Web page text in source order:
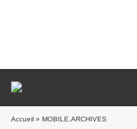
Accueil » MOBILE.ARCHIVES